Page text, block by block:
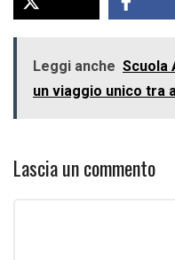
Leggi anche Scuola
un viaggio unico tra
Lascia un commento